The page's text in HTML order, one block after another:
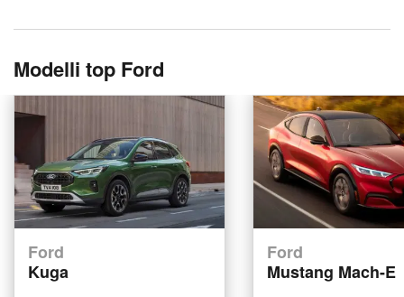
Modelli top Ford
Ford
Kuga
Ford
Mustang Mach-E